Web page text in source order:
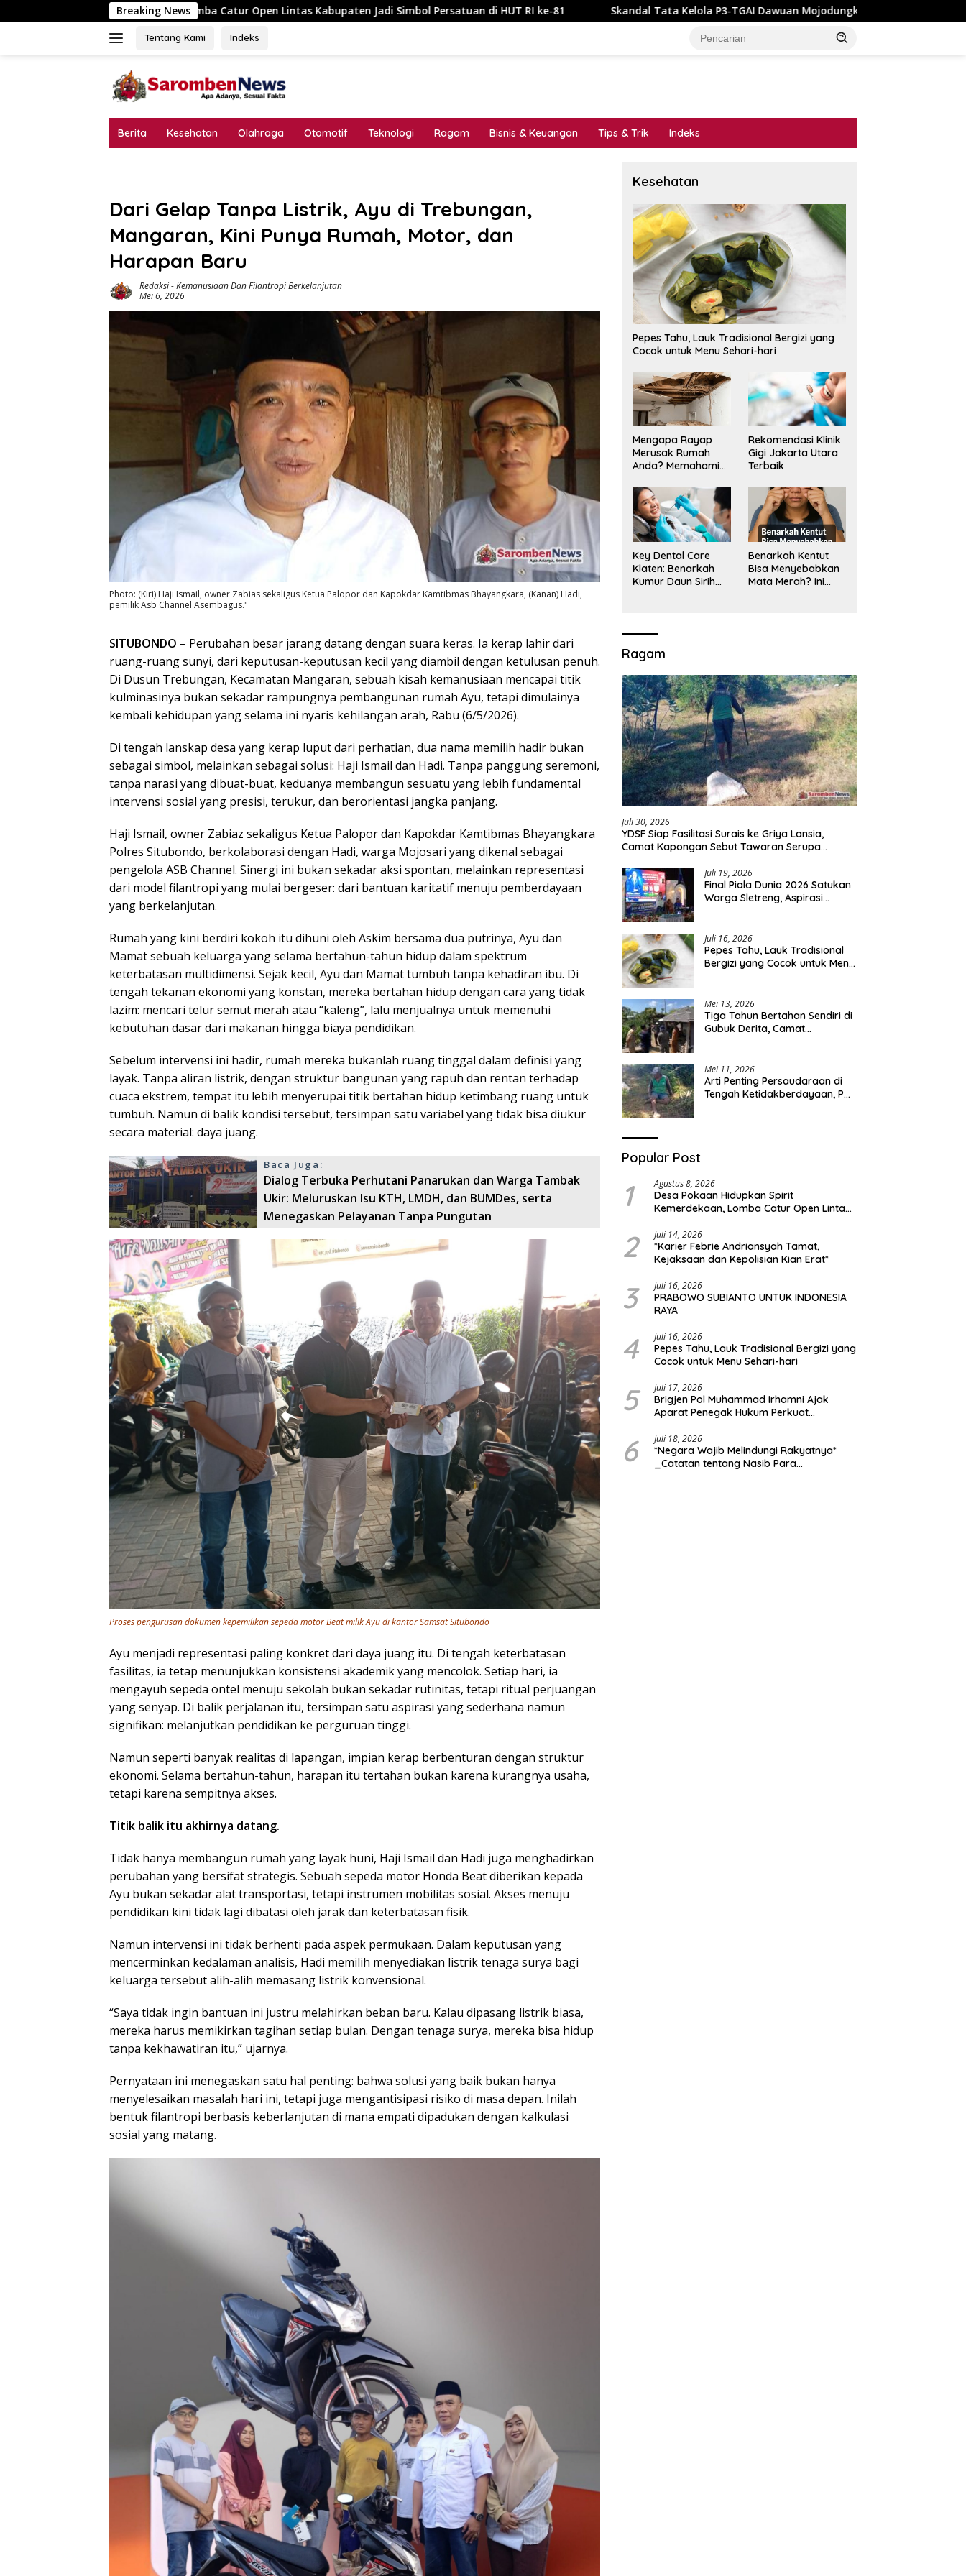
ke
Breaking News
Lomba Catur Open Lintas Kabupaten Jadi Simbol Persatuan di HUT RI ke-81 Skandal Tata Kelola P3-TGAI Dawuan Mojodungkol? Anggaran Rp195 Juta Disorot, Dugaan Konflik
Tentang Kami Indeks
Berita Kesehatan Olahraga Otomotif Teknologi Ragam Bisnis & Keuangan Tips & Trik Indeks
Dari Gelap Tanpa Listrik, Ayu di Trebungan,
Mangaran, Kini Punya Rumah, Motor, dan
Harapan Baru
Redaksi-Kemanusiaan Dan Filantropi Berkelanjutan
Mei 6, 2026
Photo: (Kiri) Haji Ismail, owner Zabias sekaligus Ketua Palopor dan Kapokdar Kamtibmas Bhayangkara, (Kanan) Hadi,
pemilik Asb Channel Asembagus."
SITUBONDO – Perubahan besar jarang datang dengan suara keras. Ia kerap lahir dari
ruang-ruang sunyi, dari keputusan-keputusan kecil yang diambil dengan ketulusan penuh.
Di Dusun Trebungan, Kecamatan Mangaran, sebuah kisah kemanusiaan mencapai titik
kulminasinya bukan sekadar rampungnya pembangunan rumah Ayu, tetapi dimulainya
kembali kehidupan yang selama ini nyaris kehilangan arah, Rabu (6/5/2026).
Di tengah lanskap desa yang kerap luput dari perhatian, dua nama memilih hadir bukan
sebagai simbol, melainkan sebagai solusi: Haji Ismail dan Hadi. Tanpa panggung seremoni,
tanpa narasi yang dibuat-buat, keduanya membangun sesuatu yang lebih fundamental
intervensi sosial yang presisi, terukur, dan berorientasi jangka panjang.
Haji Ismail, owner Zabiaz sekaligus Ketua Palopor dan Kapokdar Kamtibmas Bhayangkara
Polres Situbondo, berkolaborasi dengan Hadi, warga Mojosari yang dikenal sebagai
pengelola ASB Channel. Sinergi ini bukan sekadar aksi spontan, melainkan representasi
dari model filantropi yang mulai bergeser: dari bantuan karitatif menuju pemberdayaan
yang berkelanjutan.
Rumah yang kini berdiri kokoh itu dihuni oleh Askim bersama dua putrinya, Ayu dan
Mamat sebuah keluarga yang selama bertahun-tahun hidup dalam spektrum
keterbatasan multidimensi. Sejak kecil, Ayu dan Mamat tumbuh tanpa kehadiran ibu. Di
tengah tekanan ekonomi yang konstan, mereka bertahan hidup dengan cara yang tidak
lazim: mencari telur semut merah atau “kaleng”, lalu menjualnya untuk memenuhi
kebutuhan dasar dari makanan hingga biaya pendidikan.
Sebelum intervensi ini hadir, rumah mereka bukanlah ruang tinggal dalam definisi yang
layak. Tanpa aliran listrik, dengan struktur bangunan yang rapuh dan rentan terhadap
cuaca ekstrem, tempat itu lebih menyerupai titik bertahan hidup ketimbang ruang untuk
tumbuh. Namun di balik kondisi tersebut, tersimpan satu variabel yang tidak bisa diukur
secara material: daya juang.
Baca Juga:
Dialog Terbuka Perhutani Panarukan dan Warga Tambak
Ukir: Meluruskan Isu KTH, LMDH, dan BUMDes, serta
Menegaskan Pelayanan Tanpa Pungutan
Proses pengurusan dokumen kepemilikan sepeda motor Beat milik Ayu di kantor Samsat Situbondo
Ayu menjadi representasi paling konkret dari daya juang itu. Di tengah keterbatasan
fasilitas, ia tetap menunjukkan konsistensi akademik yang mencolok. Setiap hari, ia
mengayuh sepeda ontel menuju sekolah bukan sekadar rutinitas, tetapi ritual perjuangan
yang senyap. Di balik perjalanan itu, tersimpan satu aspirasi yang sederhana namun
signifikan: melanjutkan pendidikan ke perguruan tinggi.
Namun seperti banyak realitas di lapangan, impian kerap berbenturan dengan struktur
ekonomi. Selama bertahun-tahun, harapan itu tertahan bukan karena kurangnya usaha,
tetapi karena sempitnya akses.
Titik balik itu akhirnya datang.
Tidak hanya membangun rumah yang layak huni, Haji Ismail dan Hadi juga menghadirkan
perubahan yang bersifat strategis. Sebuah sepeda motor Honda Beat diberikan kepada
Ayu bukan sekadar alat transportasi, tetapi instrumen mobilitas sosial. Akses menuju
pendidikan kini tidak lagi dibatasi oleh jarak dan keterbatasan fisik.
Namun intervensi ini tidak berhenti pada aspek permukaan. Dalam keputusan yang
mencerminkan kedalaman analisis, Hadi memilih menyediakan listrik tenaga surya bagi
keluarga tersebut alih-alih memasang listrik konvensional.
“Saya tidak ingin bantuan ini justru melahirkan beban baru. Kalau dipasang listrik biasa,
mereka harus memikirkan tagihan setiap bulan. Dengan tenaga surya, mereka bisa hidup
tanpa kekhawatiran itu,” ujarnya.
Pernyataan ini menegaskan satu hal penting: bahwa solusi yang baik bukan hanya
menyelesaikan masalah hari ini, tetapi juga mengantisipasi risiko di masa depan. Inilah
bentuk filantropi berbasis keberlanjutan di mana empati dipadukan dengan kalkulasi
sosial yang matang.
Kesehatan
Pepes Tahu, Lauk Tradisional Bergizi yang
Cocok untuk Menu Sehari-hari
Mengapa Rayap
Merusak Rumah
Anda? Memahami
Killer”
Rekomendasi Klinik
Gigi Jakarta Utara
Terbaik
Key Dental Care
Klaten: Benarkah
Kumur Daun Sirih
Klaten
Benarkah Kentut
Bisa Menyebabkan
Mata Merah? Ini
Ragam
Juli 30, 2026
YDSF Siap Fasilitasi Surais ke Griya Lansia,
Camat Kapongan Sebut Tawaran Serupa
Juli 19, 2026
Final Piala Dunia 2026 Satukan
Warga Sletreng, Aspirasi
Juli 16, 2026
Pepes Tahu, Lauk Tradisional
Bergizi yang Cocok untuk Menu
Mei 13, 2026
Tiga Tahun Bertahan Sendiri di
Gubuk Derita, Camat
Mei 11, 2026
Arti Penting Persaudaraan di
Tengah Ketidakberdayaan, Pak
Popular Post
1 Agustus 8, 2026
Desa Pokaan Hidupkan Spirit
Kemerdekaan, Lomba Catur Open Lintas
RI ke-81
2 Juli 14, 2026
*Karier Febrie Andriansyah Tamat,
Kejaksaan dan Kepolisian Kian Erat*
3 Juli 16, 2026
PRABOWO SUBIANTO UNTUK INDONESIA
RAYA
4 Juli 16, 2026
Pepes Tahu, Lauk Tradisional Bergizi yang
Cocok untuk Menu Sehari-hari
5 Juli 17, 2026
Brigjen Pol Muhammad Irhamni Ajak
Aparat Penegak Hukum Perkuat
Lingkungan
6 Juli 18, 2026
*Negara Wajib Melindungi Rakyatnya*
_Catatan tentang Nasib Para